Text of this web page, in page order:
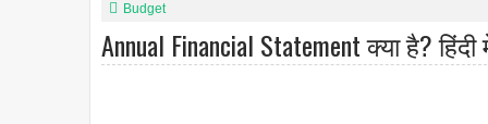
Budget
Annual Financial Statement क्या है? हिंदी